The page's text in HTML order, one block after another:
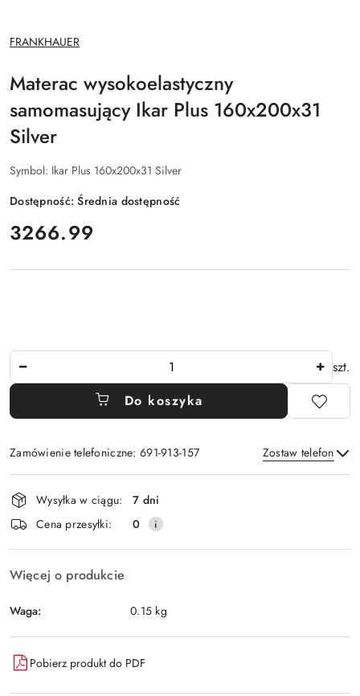
NAZWA
PRODUCENTA:
FRANKHAUER
Materac wysokoelastyczny
samomasujący Ikar Plus 160x200x31
Silver
Symbol: Ikar Plus 160x200x31 Silver
Dostępność:Średnia dostępność
cena:
3266.99
szt.
Do koszyka
Zamówienie telefoniczne: 691-913-157 Zostaw telefon
Wyślij
Dostępność
i
dostawa
Wysyłka w ciągu:
7 dni
Cena przesyłki:
0
Więcej o produkcie
Waga: 0.15 kg
Pobierz produkt do PDF